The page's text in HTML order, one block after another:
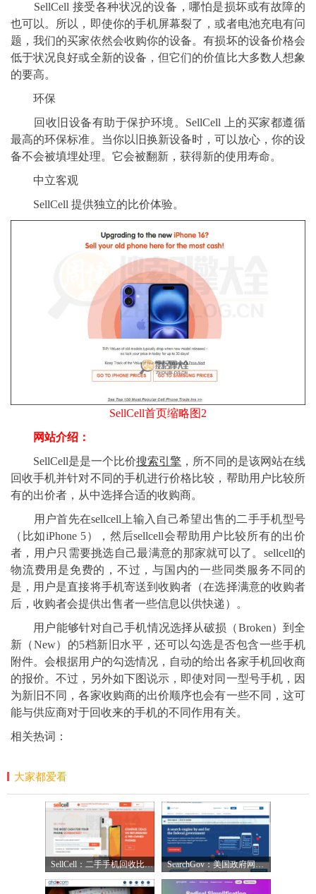
SellCell 接受各种状况的设备，哪怕是损坏或有故障的
也可以。所以，即使你的手机屏幕裂了，或者电池充电有问
题，我们的买家依然会收购你的设备。有损坏的设备价格会
低于状况良好或全新的设备，但它们的价值比大多数人想象
的要高。
环保
回收旧设备有助于保护环境。SellCell 上的买家都遵循
最高的环保标准。当你以旧换新设备时，可以放心，你的设
备不会被填埋处理。它会被翻新，获得新的使用寿命。
中立客观
SellCell 提供独立的比价体验。
SellCell首页缩略图2
网站介绍：
SellCell是是一个比价搜索引擎 ，所不同的是该网站在线
回收手机并针对不同的手机进行价格比较，帮助用户比较所
有的出价者，从中选择合适的收购商。
用户首先在sellcell上输入自己希望出售的二手手机型号
（比如iPhone 5），然后sellcell会帮助用户比较所有的出价
者，用户只需要挑选自己最满意的那家就可以了。sellcell的
物流费用是免费的，不过，与国内的一些同类服务不同的
是，用户是直接将手机寄送到收购者（在选择满意的收购者
后，收购者会提供出售者一些信息以供快递）。
用户能够针对自己手机情况选择从破损（Broken）到全
新（New）的5档新旧水平，还可以勾选是否包含一些手机
附件。会根据用户的勾选情况，自动的给出各家手机回收商
的报价。不过，另外如下图说示，即使对同一型号手机，因
为新旧不同，各家收购商的出价顺序也会有一些不同，这可
能与供应商对于回收来的手机的不同作用有关。
相关热词：
大家都爱看
SellCell：二手手机回收比价网【美国】 SearchGov：美国政府网站搜索引擎